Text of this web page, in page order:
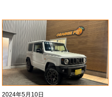
なりました！いつも本当にありが
とうございます#x1f60a;
2024年5月10日